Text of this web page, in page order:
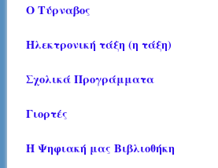
Ο Τύρναβος
Ηλεκτρονική τάξη (η τάξη)
Σχολικά Προγράμματα
Γιορτές
Η Ψηφιακή μας Βιβλιοθήκη